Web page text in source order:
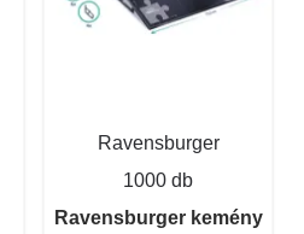
Ravensburger
1000 db
Ravensburger kemény